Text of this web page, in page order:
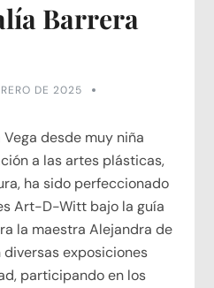
Barrera
DE 2025
VEGA
desde muy niña
a las artes plásticas,
ha sido perfeccionado
Art-D-Witt bajo la guía
la maestra Alejandra de
exposiciones
participando en los